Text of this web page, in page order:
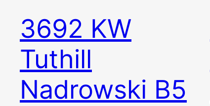
3692 KW
Tuthill
Nadrowski B5